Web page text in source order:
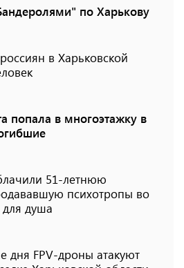
по Харькову
в Харьковской
попала в многоэтажку в
51-летнюю
психотропы во
для душа
дня FPV-дроны атакуют